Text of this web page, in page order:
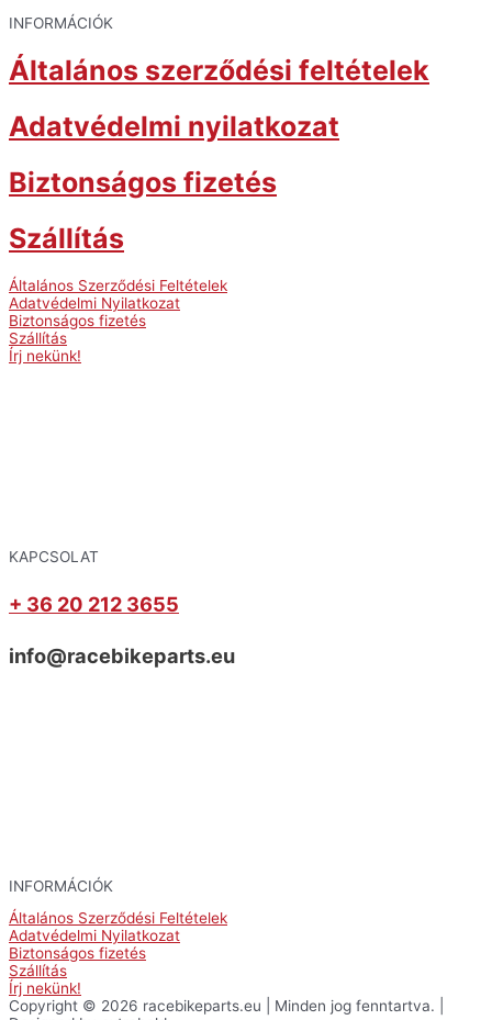
INFORMÁCIÓK
Általános szerződési feltételek
Adatvédelmi nyilatkozat
Biztonságos fizetés
Szállítás
Általános Szerződési Feltételek
Adatvédelmi Nyilatkozat
Biztonságos fizetés
Szállítás
Írj nekünk!
KAPCSOLAT
+ 36 20 212 3655
info@racebikeparts.eu
INFORMÁCIÓK
Általános Szerződési Feltételek
Adatvédelmi Nyilatkozat
Biztonságos fizetés
Szállítás
Írj nekünk!
Copyright © 2026 racebikeparts.eu | Minden jog fenntartva. |